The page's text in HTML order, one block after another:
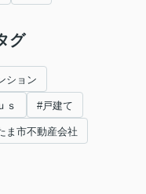
グ
ション
ｓ #戸建て
ま市不動産会社